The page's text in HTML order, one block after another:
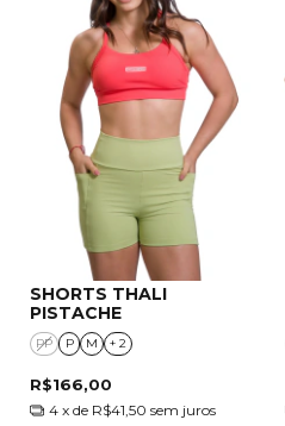
SHORTS THALI
PISTACHE
PP P M + 2
R$166,00
4 x de R$41,50 sem juros